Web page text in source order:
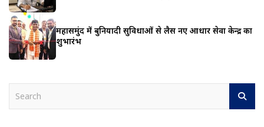
महासमुंद में बुनियादी सुविधाओं से लैस नए आधार सेवा केन्द्र का
शुभारंभ